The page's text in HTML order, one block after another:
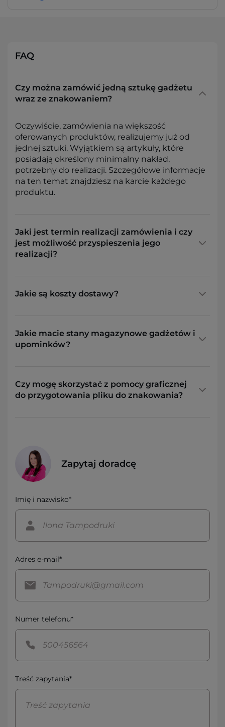
FAQ
Czy można zamówić jedną sztukę gadżetu
wraz ze znakowaniem?
Oczywiście, zamówienia na większość
oferowanych produktów, realizujemy już od
jednej sztuki. Wyjątkiem są artykuły, które
posiadają określony minimalny nakład,
potrzebny do realizacji. Szczegółowe informacje
na ten temat znajdziesz na karcie każdego
produktu.
Jaki jest termin realizacji zamówienia i czy
jest możliwość przyspieszenia jego
realizacji?
Jakie są koszty dostawy?
Jakie macie stany magazynowe gadżetów i
upominków?
Czy mogę skorzystać z pomocy graficznej
do przygotowania pliku do znakowania?
Zapytaj doradcę
Imię i nazwisko*
Adres e-mail*
Numer telefonu*
Treść zapytania*